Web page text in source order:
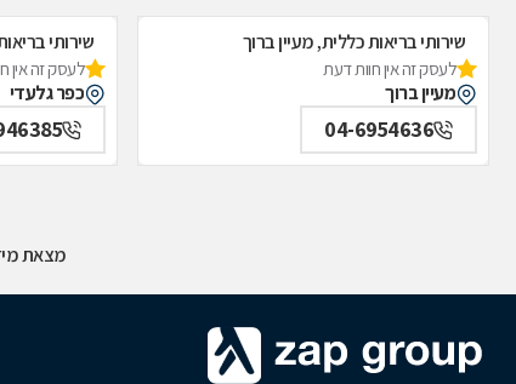
שירותי בריאות כללית, מעיין ברוך
לעסק זה אין חוות דעת
מעיין ברוך
04-6954636
שירותי
לעסק זה אין
כפר גלעדי
מצאת